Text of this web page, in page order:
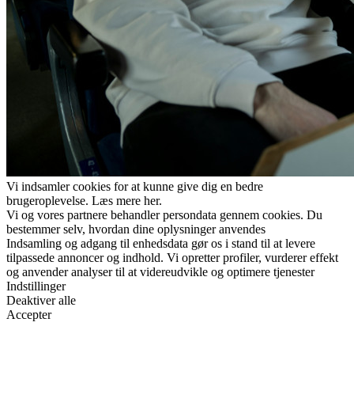
Vi indsamler cookies for at kunne give dig en bedre
brugeroplevelse. Læs mere her.
Vi og vores partnere behandler persondata gennem cookies. Du
bestemmer selv, hvordan dine oplysninger anvendes
Indsamling og adgang til enhedsdata gør os i stand til at levere
tilpassede annoncer og indhold. Vi opretter profiler, vurderer effekt
og anvender analyser til at videreudvikle og optimere tjenester
Indstillinger
Deaktiver alle
Accepter